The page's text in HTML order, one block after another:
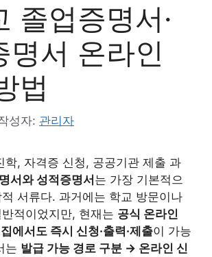
졸업증명서·
명서 온라인
법
성자: 관리자
학, 자격증 신청, 공공기관 제출 과
서와 성적증명서는 가장 기본적으
서류다. 과거에는 학교 방문이나
적이었지만, 현재는 공식 온라인
에서도 즉시 신청·출력·제출이 가능
는 발급 가능 경로 구분 → 온라인 신